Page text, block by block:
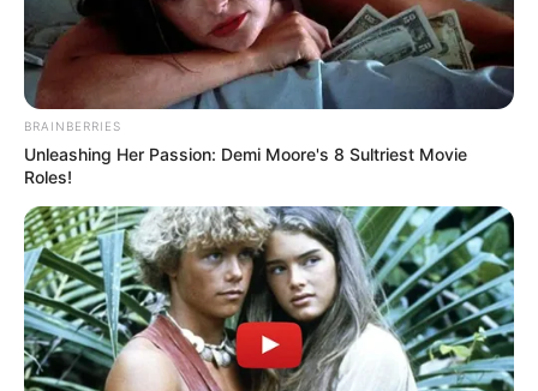
BRAINBERRIES
Unleashing Her Passion: Demi Moore's 8 Sultriest Movie
Roles!